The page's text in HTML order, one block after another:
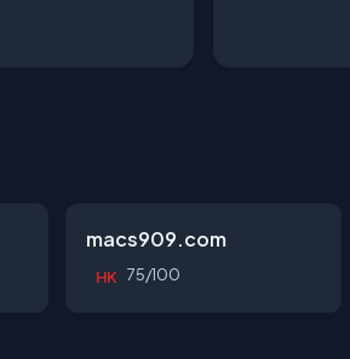
macs909.com
HK 75/100